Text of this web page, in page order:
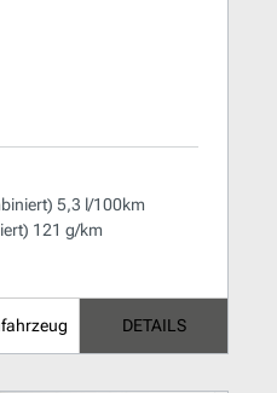
5,3 l/100km
121 g/km
DETAILS